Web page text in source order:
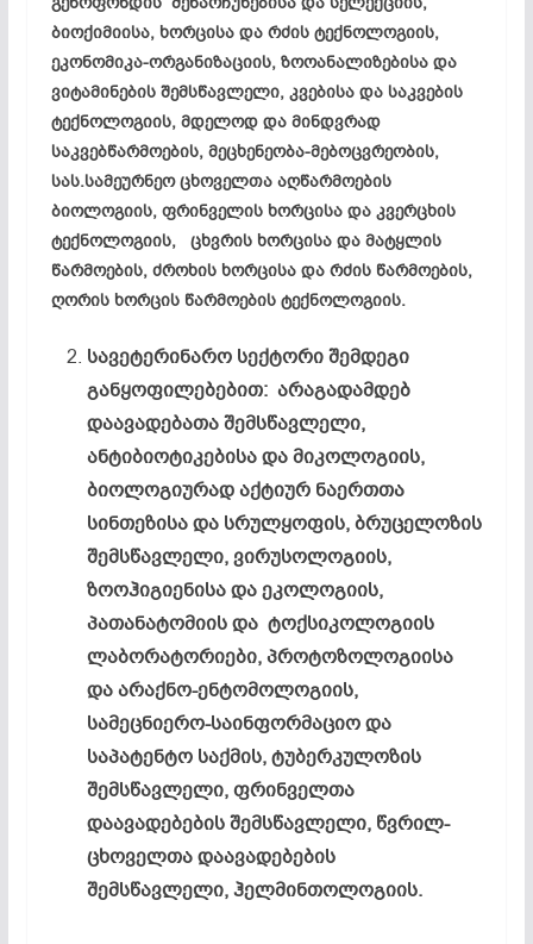
ბიოქიმიისა, ხორცისა და რძის ტექნოლოგიის,
ეკონომიკა-ორგანიზაციის, ზოოანალიზებისა და
ვიტამინების შემსწავლელი, კვებისა და საკვების
ტექნოლოგიის, მდელოდ და მინდვრად
საკვებწარმოების, მეცხენეობა-მებოცვრეობის,
სას.სამეურნეო ცხოველთა აღწარმოების
ბიოლოგიის, ფრინველის ხორცისა და კვერცხის
ტექნოლოგიის, ცხვრის ხორცისა და მატყლის
წარმოების, ძროხის ხორცისა და რძის წარმოების,
ღორის ხორცის წარმოების ტექნოლოგიის.
სავეტერინარო სექტორი შემდეგი
განყოფილებებით: არაგადამდებ
დაავადებათა შემსწავლელი,
ანტიბიოტიკებისა და მიკოლოგიის,
ბიოლოგიურად აქტიურ ნაერთთა
სინთეზისა და სრულყოფის, ბრუცელოზის
შემსწავლელი, ვირუსოლოგიის,
ზოოჰიგიენისა და ეკოლოგიის,
პათანატომიის და ტოქსიკოლოგიის
ლაბორატორიები, პროტოზოლოგიისა
და არაქნო-ენტომოლოგიის,
სამეცნიერო-საინფორმაციო და
საპატენტო საქმის, ტუბერკულოზის
შემსწავლელი, ფრინველთა
დაავადებების შემსწავლელი, წვრილ-
ცხოველთა დაავადებების
შემსწავლელი, ჰელმინთოლოგიის.